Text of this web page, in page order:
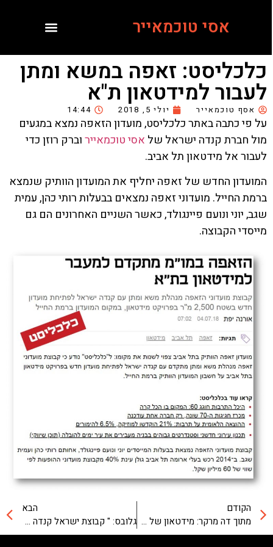
אסי טוכמאייר
כלכליסט: זאפה במשא ומתן
לעבור למידטאון ת"א
אסף טוכמאייר יולי 5, 2018 14:44
על פי כתבה באתר כלכליסט, מועדון הזאפה נמצא במגעים
מול חברת קנדה ישראל של אסי טוכמאיירוברק רוזן כדי
לעבור אל מידטאון תל אביב.
המועדון החדש של זאפה יחליף את המועדון הוותיק שנמצא
ברמת החייל. מועדוני זאפה נמצאים בבעלות רותי כהן, עמית
שגב, יוני ונועם פיינגולד, כאשר השניים האחרונים הם גם
מייסדי הקבוצה.
הקודם
מתוך דה מרקר: מידטאון של קנדה-ישראל – הפרויקט היוקרתי ביותר
הבא
גלובס: " קבוצת ישראל קנדה תרכוש את הנתח של יורוקום במידטאון"